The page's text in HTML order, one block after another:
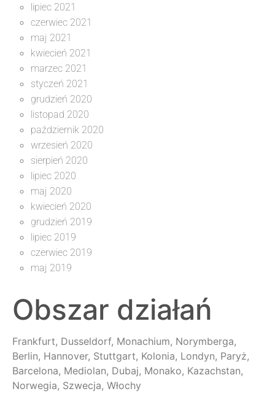
lipiec 2021
czerwiec 2021
maj 2021
kwiecień 2021
marzec 2021
styczeń 2021
grudzień 2020
listopad 2020
październik 2020
wrzesień 2020
sierpień 2020
lipiec 2020
maj 2020
kwiecień 2020
grudzień 2019
lipiec 2019
czerwiec 2019
maj 2019
Obszar działań
Frankfurt, Dusseldorf, Monachium, Norymberga,
Berlin, Hannover, Stuttgart, Kolonia, Londyn, Paryż,
Barcelona, Mediolan, Dubaj, Monako, Kazachstan,
Norwegia, Szwecja, Włochy